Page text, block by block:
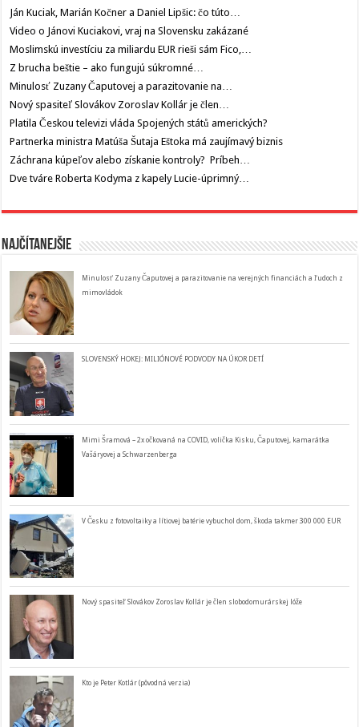
Ján Kuciak, Marián Kočner a Daniel Lipšic: čo túto…
Video o Jánovi Kuciakovi, vraj na Slovensku zakázané
Moslimskú investíciu za miliardu EUR rieši sám Fico,…
Z brucha beštie – ako fungujú súkromné…
Minulosť Zuzany Čaputovej a parazitovanie na…
Nový spasiteľ Slovákov Zoroslav Kollár je člen…
Platila Českou televizi vláda Spojených států amerických?
Partnerka ministra Matúša Šutaja Eštoka má zaujímavý biznis
Záchrana kúpeľov alebo získanie kontroly? Príbeh…
Dve tváre Roberta Kodyma z kapely Lucie-úprimný…
Najčítanejšie
Minulosť Zuzany Čaputovej a parazitovanie na verejných financiách a ľudoch z
mimovládok
SLOVENSKÝ HOKEJ: MILIÓNOVÉ PODVODY NA ÚKOR DETÍ
Mimi Šramová – 2x očkovaná na COVID, volička Kisku, Čaputovej, kamarátka
Vašáryovej a Schwarzenberga
V Česku z fotovoltaiky a lítiovej batérie vybuchol dom, škoda takmer 300 000 EUR
Nový spasiteľ Slovákov Zoroslav Kollár je člen slobodomurárskej lóže
Kto je Peter Kotlár (pôvodná verzia)